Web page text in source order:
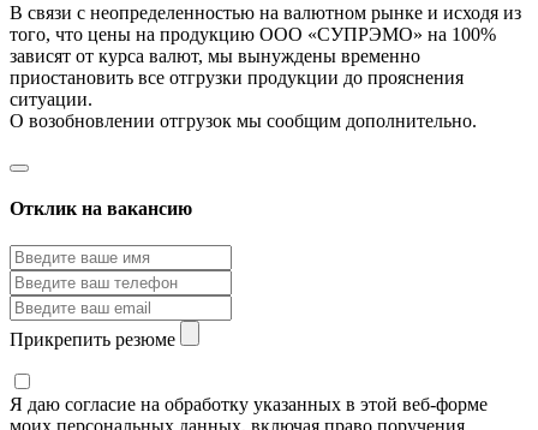
В связи с неопределенностью на валютном рынке и исходя из
того, что цены на продукцию ООО «СУПРЭМО» на 100%
зависят от курса валют, мы вынуждены временно
приостановить все отгрузки продукции до прояснения
ситуации.
О возобновлении отгрузок мы сообщим дополнительно.
Отклик на вакансию
Прикрепить резюме
Я даю согласие на обработку указанных в этой веб-форме
моих персональных данных, включая право поручения